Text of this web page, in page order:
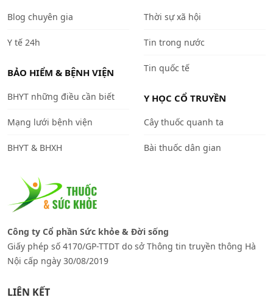
Blog chuyên gia
Y tế 24h
BẢO HIỂM & BỆNH VIỆN
BHYT những điều cần biết
Mạng lưới bệnh viện
BHYT & BHXH
Thời sự xã hội
Tin trong nước
Tin quốc tế
Y HỌC CỔ TRUYỀN
Cây thuốc quanh ta
Bài thuốc dân gian
Công ty Cổ phần Sức khỏe & Đời sống
Giấy phép số 4170/GP-TTDT do sở Thông tin truyền thông Hà
Nội cấp ngày 30/08/2019
LIÊN KẾT